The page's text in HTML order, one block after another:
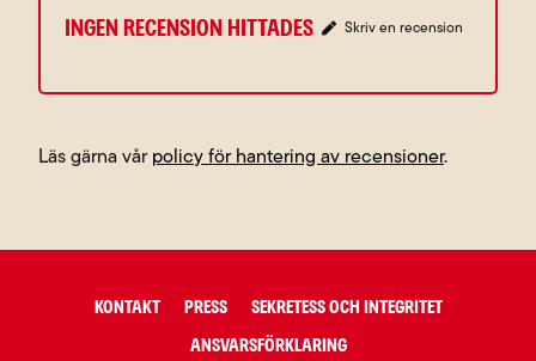
Ingen recension hittades Skriv en recension
Läs gärna vår policy för hantering av recensioner.
KONTAKT PRESS
SEKRETESS OCH INTEGRITET
ANSVARSFÖRKLARING